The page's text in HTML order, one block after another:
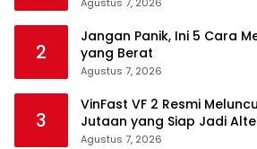
Agustus 7, 2026
2
Jangan Panik, Ini 5 Cara
yang Berat
Agustus 7, 2026
3
VinFast VF 2 Resmi
Jutaan yang Siap Jadi
Motor
Agustus 7, 2026